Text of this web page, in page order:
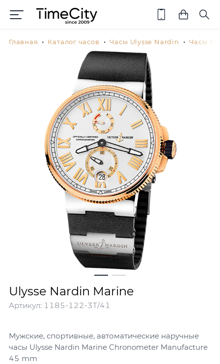
Главная Каталог часов Часы Ulysse Nardin Часы
Ulysse Nardin Marine
Артикул: 1185-122-3T/41
Мужские, спортивные, автоматические наручные
часы Ulysse Nardin Marine Chronometer Manufacture
45 mm